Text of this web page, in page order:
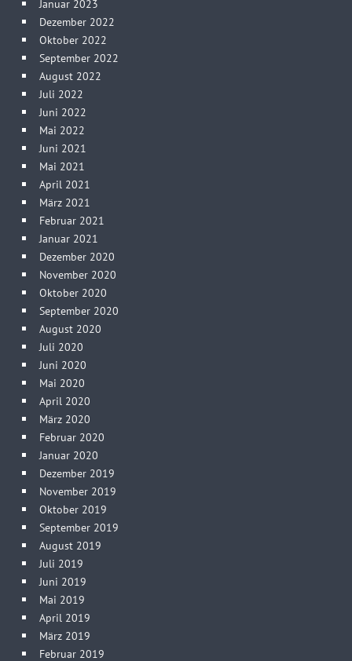
Januar 2023
Dezember 2022
Oktober 2022
September 2022
August 2022
Juli 2022
Juni 2022
Mai 2022
Juni 2021
Mai 2021
April 2021
März 2021
Februar 2021
Januar 2021
Dezember 2020
November 2020
Oktober 2020
September 2020
August 2020
Juli 2020
Juni 2020
Mai 2020
April 2020
März 2020
Februar 2020
Januar 2020
Dezember 2019
November 2019
Oktober 2019
September 2019
August 2019
Juli 2019
Juni 2019
Mai 2019
April 2019
März 2019
Februar 2019